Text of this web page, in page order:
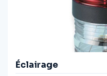
Éclairage